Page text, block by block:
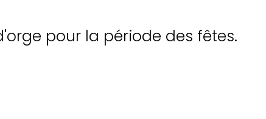
pour la période des fêtes.